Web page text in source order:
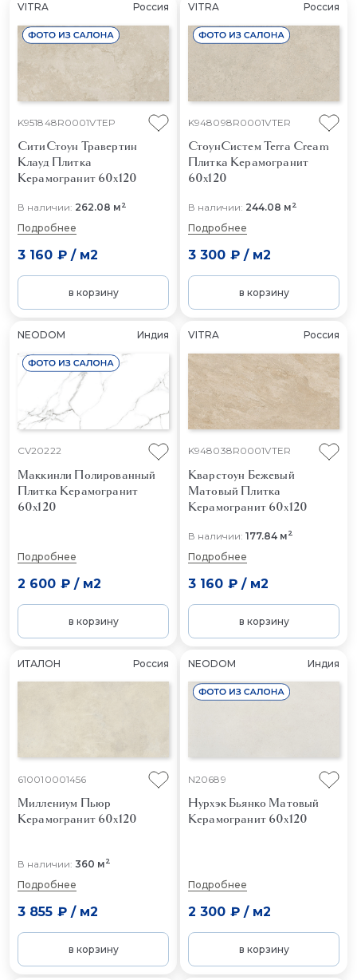
VITRA Россия
K951848R0001VTEP
СитиСтоун Травертин
Клауд Плитка
Керамогранит 60x120
В наличии: 262.08 м2
Подробнее
3 160 ₽/ м2
в корзину
VITRA Россия
K948098R0001VTER
СтоунСистем Terra Cream
Плитка Керамогранит
60x120
В наличии: 244.08 м2
Подробнее
3 300 ₽/ м2
в корзину
NEODOM Индия
CV20222
Маккинли Полированный
Плитка Керамогранит
60x120
Подробнее
2 600 ₽/ м2
в корзину
VITRA Россия
K948038R0001VTER
Кварстоун Бежевый
Матовый Плитка
Керамогранит 60x120
В наличии: 177.84 м2
Подробнее
3 160 ₽/ м2
в корзину
ИТАЛОН Россия
610010001456
Миллениум Пьюр
Керамогранит 60x120
В наличии: 360 м2
Подробнее
3 855 ₽/ м2
в корзину
NEODOM Индия
N20689
Нурхэк Бьянко Матовый
Керамогранит 60x120
Подробнее
2 300 ₽/ м2
в корзину